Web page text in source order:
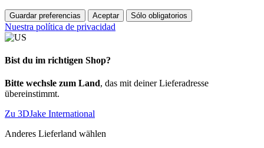
Guardar preferencias Aceptar Sólo obligatorios
Nuestra política de privacidad
Bist du im richtigen Shop?
Bitte wechsle zum Land, das mit deiner Lieferadresse
übereinstimmt.
Zu 3DJake International
Anderes Lieferland wählen